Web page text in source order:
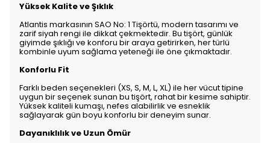
Yüksek Kalite ve Şıklık
Atlantis markasının SAO No: 1 Tişörtü, modern tasarımı ve
zarif siyah rengi ile dikkat çekmektedir. Bu tişört, günlük
giyimde şıklığı ve konforu bir araya getirirken, her türlü
kombinle uyum sağlama yeteneği ile öne çıkmaktadır.
Konforlu Fit
Farklı beden seçenekleri (XS, S, M, L, XL) ile her vücut tipine
uygun bir seçenek sunan bu tişört, rahat bir kesime sahiptir.
Yüksek kaliteli kumaşı, nefes alabilirlik ve esneklik
sağlayarak gün boyu konforlu bir deneyim sunar.
Dayanıklılık ve Uzun Ömür